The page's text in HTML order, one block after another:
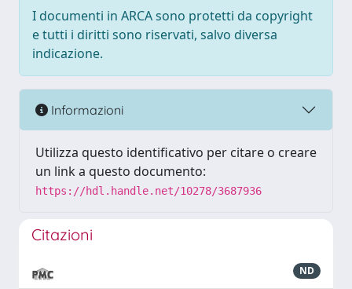
I documenti in ARCA sono protetti da copyright
e tutti i diritti sono riservati, salvo diversa
indicazione.
Informazioni
Utilizza questo identificativo per citare o creare
un link a questo documento:
https://hdl.handle.net/10278/3687936
Citazioni
ND